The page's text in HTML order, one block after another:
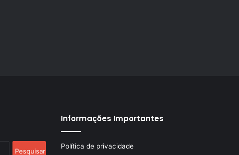
Informações Importantes
Política de privacidade